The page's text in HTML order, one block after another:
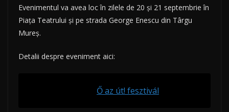
Evenimentul va avea loc în zilele de 20 și 21 septembrie în
Piața Teatrului și pe strada George Enescu din Târgu
Mureș.
Detalii despre eveniment aici:
Ő az út! fesztivál